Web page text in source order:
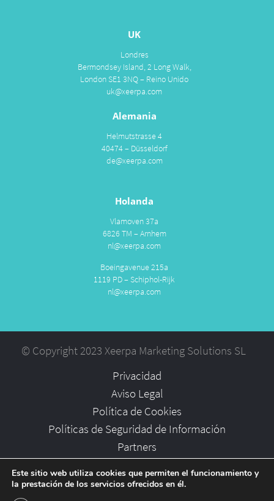
UK
Londres
Bermondsey Island, 2 Long Walk,
London SE1 3NQ – Reino Unido
uk@xeerpa.com
Alemania
Helmutstrasse 4
40474 – Düsseldorf
de@xeerpa.com
Holanda
Vlamoven 37a
6826 TM – Arnhem
nl@xeerpa.com
Boeingavenue 215a
1119 PD – Schiphol-Rijk
nl@xeerpa.com
© Copyright 2023 Xeerpa Marketing Solutions SL
Privacidad
Aviso Legal
Política de Cookies
Políticas de Seguridad de Información
Partners
Este sitio web utiliza cookies que permiten el funcionamiento y
la prestación de los servicios ofrecidos en él.